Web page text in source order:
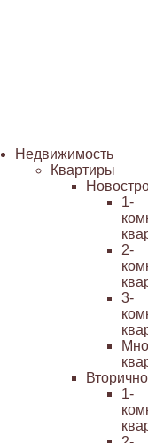
Недвижимость
Квартиры
1-
2-
3-
1-